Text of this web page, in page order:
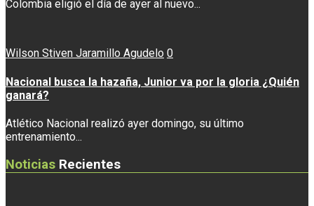
Colombia eligió el día de ayer al nuevo...
Wilson Stiven Jaramillo Agudelo 0
Nacional busca la hazaña, Junior va por la gloria ¿Quién
ganará?
Atlético Nacional realizó ayer domingo, su último
entrenamiento...
Noticias Recientes